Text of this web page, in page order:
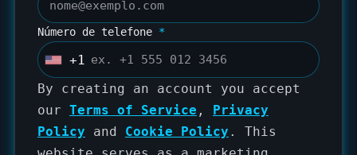
Número de telefone *
U
i
t
+1
By creating an account you accept
our Terms of Service ,
Privacy
Policy and Cookie Policy . This